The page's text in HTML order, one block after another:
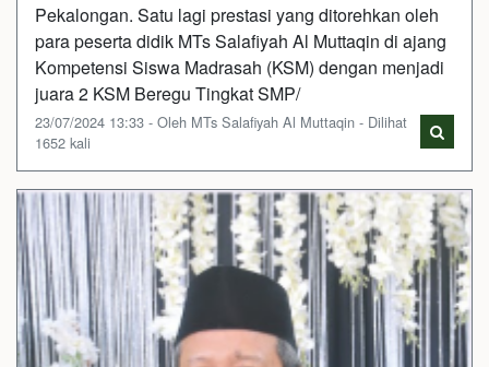
Pekalongan. Satu lagi prestasi yang ditorehkan oleh
para peserta didik MTs Salafiyah Al Muttaqin di ajang
Kompetensi Siswa Madrasah (KSM) dengan menjadi
juara 2 KSM Beregu Tingkat SMP/
23/07/2024 13:33 - Oleh MTs Salafiyah Al Muttaqin - Dilihat
1652 kali